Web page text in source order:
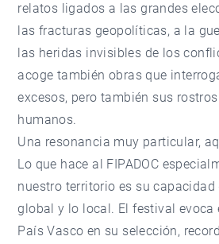
relatos ligados a las grandes
las fracturas geopolíticas, a la
las heridas invisibles de los
acoge también obras que
excesos, pero también sus
humanos.
Una resonancia muy particular,
Lo que hace al FIPADOC
nuestro territorio es su
global y lo local. El festival evoca
País Vasco en su selección,